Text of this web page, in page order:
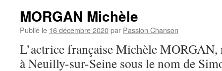
MORGAN Michèle
Publié le 16 décembre 2020par Passion Chanson
L’actrice française Michèle
à Neuilly-sur-Seine sous le nom de